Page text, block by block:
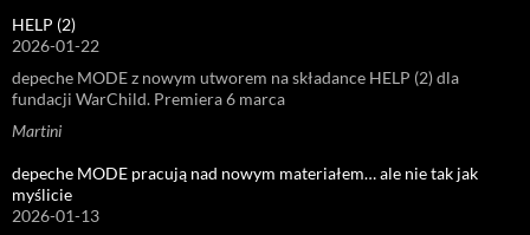
HELP (2)
2026-01-22
depeche MODE z nowym utworem na składance HELP (2) dla
fundacji WarChild. Premiera 6 marca
Martini
depeche MODE pracują nad nowym materiałem… ale nie tak jak
myślicie
2026-01-13